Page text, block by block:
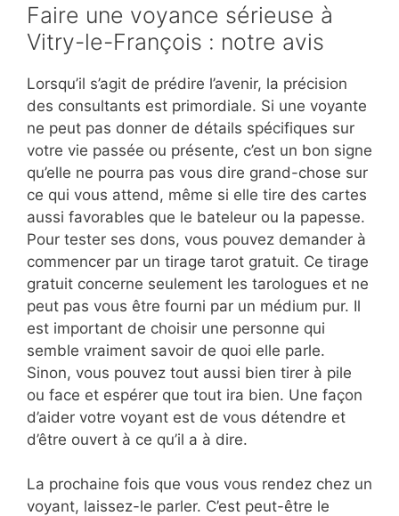
Faire une voyance sérieuse à
Vitry-le-François : notre avis
Lorsqu’il s’agit de prédire l’avenir, la précision
des consultants est primordiale. Si une voyante
ne peut pas donner de détails spécifiques sur
votre vie passée ou présente, c’est un bon signe
qu’elle ne pourra pas vous dire grand-chose sur
ce qui vous attend, même si elle tire des cartes
aussi favorables que le bateleur ou la papesse.
Pour tester ses dons, vous pouvez demander à
commencer par un tirage tarot gratuit. Ce tirage
gratuit concerne seulement les tarologues et ne
peut pas vous être fourni par un médium pur. Il
est important de choisir une personne qui
semble vraiment savoir de quoi elle parle.
Sinon, vous pouvez tout aussi bien tirer à pile
ou face et espérer que tout ira bien. Une façon
d’aider votre voyant est de vous détendre et
d’être ouvert à ce qu’il a à dire.
La prochaine fois que vous vous rendez chez un
voyant, laissez-le parler. C’est peut-être le